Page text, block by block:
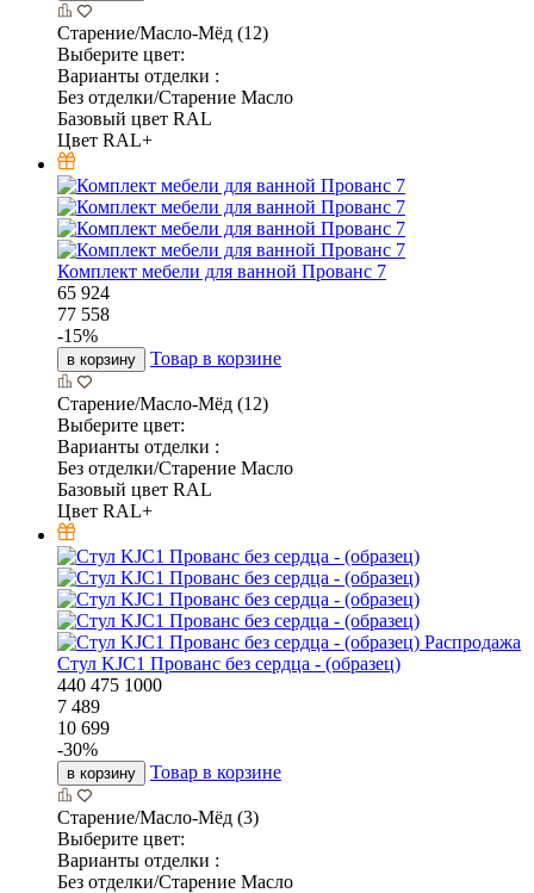
Старение/Масло-Мёд (12)
Выберите цвет:
Варианты отделки :
Без отделки/Старение Масло
Базовый цвет RAL
Цвет RAL+
Комплект мебели для ванной Прованс 7
65 924
77 558
-15%
в корзину Товар в корзине
Старение/Масло-Мёд (12)
Выберите цвет:
Варианты отделки :
Без отделки/Старение Масло
Базовый цвет RAL
Цвет RAL+
Распродажа
Стул KJC1 Прованс без сердца - (образец)
440 475 1000
7 489
10 699
-30%
в корзину Товар в корзине
Старение/Масло-Мёд (3)
Выберите цвет:
Варианты отделки :
Без отделки/Старение Масло